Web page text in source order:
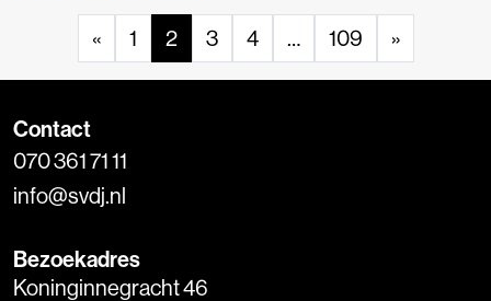
« 1 2 3 4 … 109 »
Contact
070 361 71 11
info@svdj.nl
Bezoekadres
Koninginnegracht 46